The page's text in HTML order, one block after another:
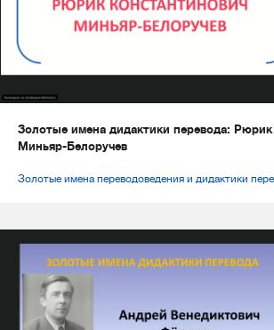
Золотые имена дидактики перевода:
Миньяр-Белоручев
Золотые имена переводоведения и дидактики